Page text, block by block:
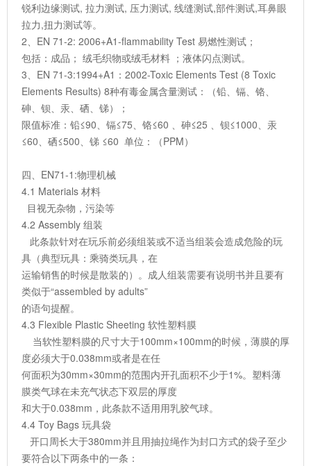
锐利边缘测试, 拉力测试, 压力测试, 线缝测试,部件测试,耳鼻眼
拉力,扭力测试等。
2、EN 71-2: 2006+A1-flammability Test 易燃性测试；
包括：成品； 绒毛织物或绒毛材料 ；液体闪点测试。
3、EN 71-3:1994+A1：2002-Toxic Elements Test (8 Toxic
Elements Results) 8种有毒金属含量测试：（铅、镉、铬、
砷、钡、汞、硒、锑）；
限值标准：铅≤90、镉≤75、铬≤60 、砷≤25 、钡≤1000、汞
≤60、硒≤500、锑 ≤60 单位：（PPM）
四、EN71-1:物理机械
4.1 Materials 材料
目视无杂物，污染等
4.2 Assembly 组装
此条款针对在玩乐前必须组装或不适当组装会造成危险的玩
具（典型玩具：乘骑类玩具，在
运输销售的时候是散装的）。成人组装需要有说明书并且要有
类似于“assembled by adults”
的语句提醒。
4.3 Flexible Plastic Sheeting 软性塑料膜
当软性塑料膜的尺寸大于100mm×100mm的时候，薄膜的厚
度必须大于0.038mm或者是在任
何面积为30mm×30mm的范围内开孔面积不少于1%。塑料薄
膜类气球在未充气状态下双层的厚度
和大于0.038mm，此条款不适用用乳胶气球。
4.4 Toy Bags 玩具袋
开口周长大于380mm并且用抽拉绳作为封口方式的袋子至少
要符合以下两条中的一条：